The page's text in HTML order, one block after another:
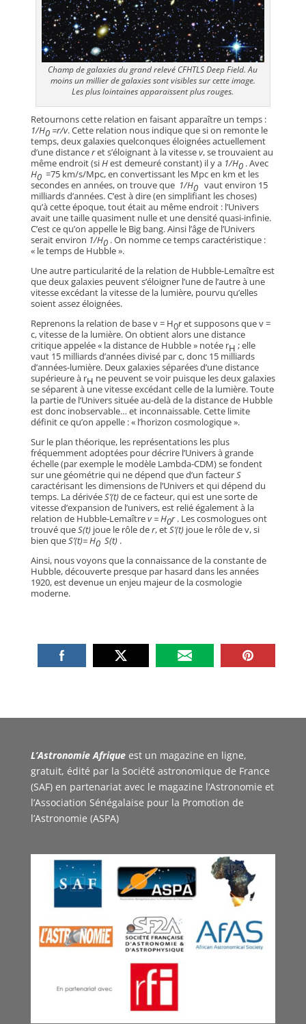
Champ de galaxies du grand relevé CFHTLS Deep Field. Au
moins un millier de galaxies sont visibles sur cette image.
Les plus lointaines apparaissent plus rouges.
Retournons cette relation en faisant apparaître un temps :
1/H0=r/v. Cette relation nous indique que si on remonte le
temps, deux galaxies quelconques éloignées actuellement
d’une distanceret s’éloignant à la vitessev, se trouvaient au
même endroit (siHest demeuré constant) il y a 1/H0 . Avec
H0 =75 km/s/Mpc, en convertissant les Mpc en km et les
secondes en années, on trouve que 1/H0 vaut environ 15
milliards d’années. C’est à dire (en simplifiant les choses)
qu’à cette époque, tout était au même endroit : l’Univers
avait une taille quasiment nulle et une densité quasi-infinie.
C’est ce qu’on appelle le Big bang. Ainsi l’âge de l’Univers
serait environ 1/H0 . On nomme ce temps caractéristique :
« le temps de Hubble ».
Une autre particularité de la relation de Hubble-Lemaître est
que deux galaxies peuvent s’éloigner l’une de l’autre à une
vitesse excédant la vitesse de la lumière, pourvu qu’elles
soient assez éloignées.
Reprenons la relation de base v = H0r et supposons que v =
c, vitesse de la lumière. On obtient alors une distance
critique appelée « la distance de Hubble » notée rH ; elle
vaut 15 milliards d’années divisé par c, donc 15 milliards
d’années-lumière. Deux galaxies séparées d’une distance
supérieure à rH ne peuvent se voir puisque les deux galaxies
se séparent à une vitesse excédant celle de la lumière. Toute
la partie de l’Univers située au-delà de la distance de Hubble
est donc inobservable… et inconnaissable. Cette limite
définit ce qu’on appelle : « l’horizon cosmologique ».
Sur le plan théorique, les représentations les plus
fréquemment adoptées pour décrire l’Univers à grande
échelle (par exemple le modèle Lambda-CDM) se fondent
sur une géométrie qui ne dépend que d’un facteurS
caractérisant les dimensions de l’Univers et qui dépend du
temps. La dérivéeS’(t)de ce facteur, qui est une sorte de
vitesse d’expansion de l’univers, est relié également à la
relation de Hubble-Lemaîtrev = H0r. Les cosmologues ont
trouvé queS(t)joue le rôle der, etS’(t)joue le rôle de v, si
bien queS’(t)= H0 S(t) .
Ainsi, nous voyons que la connaissance de la constante de
Hubble, découverte presque par hasard dans les années
1920, est devenue un enjeu majeur de la cosmologie
moderne.
L’Astronomie Afrique est un magazine en ligne,
gratuit, édité par la Société astronomique de France
(SAF) en partenariat avec le magazine l’Astronomie et
l’Association Sénégalaise pour la Promotion de
l’Astronomie (ASPA)